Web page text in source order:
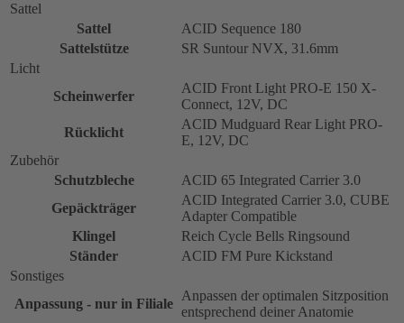
Sattel
Sattel
ACID Sequence 180
Sattelstütze
SR Suntour NVX, 31.6mm
Licht
Scheinwerfer
ACID Front Light PRO-E 150 X-
Connect, 12V, DC
Rücklicht
ACID Mudguard Rear Light PRO-
E, 12V, DC
Zubehör
Schutzbleche
ACID 65 Integrated Carrier 3.0
Gepäckträger
ACID Integrated Carrier 3.0, CUBE
Adapter Compatible
Klingel
Reich Cycle Bells Ringsound
Ständer
ACID FM Pure Kickstand
Sonstiges
Anpassung - nur in Filiale
Anpassen der optimalen Sitzposition
entsprechend deiner Anatomie